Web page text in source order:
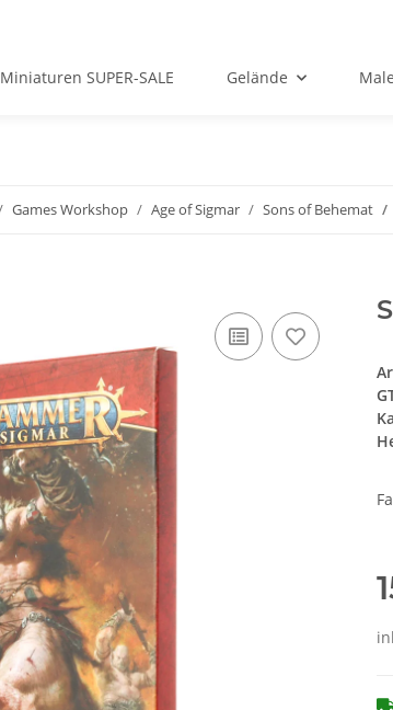
Miniaturen SUPER-SALE Gelände
Games Workshop Age of Sigmar Sons of Behemat